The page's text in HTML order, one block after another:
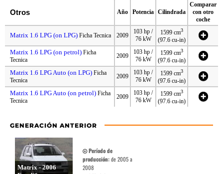
Otros Año Potencia Cilindrada
Comparar
con otro
coche
Matrix 1.6 LPG (on LPG) Ficha Tecnica 2009
103 hp /
76 kW
1599 cm3
(97.6 cu-in)
Matrix 1.6 LPG (on petrol) Ficha
Tecnica
2009
103 hp /
76 kW
1599 cm3
(97.6 cu-in)
Matrix 1.6 LPG Auto (on LPG) Ficha
Tecnica
2009
103 hp /
76 kW
1599 cm3
(97.6 cu-in)
Matrix 1.6 LPG Auto (on petrol) Ficha
Tecnica
2009
103 hp /
76 kW
1599 cm3
(97.6 cu-in)
GENERACIÓN ANTERIOR
Matrix - 2006
Período de
producción:de 2005 a
2008